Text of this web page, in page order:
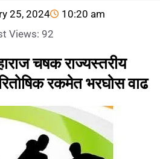
25, 2024
10:20 am
Views: 92
चषक राज्यस्तरीय
रकमेत भरघोस वाढ